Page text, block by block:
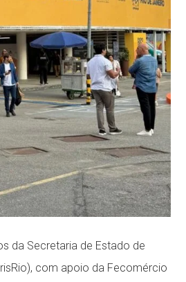
da Secretaria de Estado de
com apoio da Fecomércio